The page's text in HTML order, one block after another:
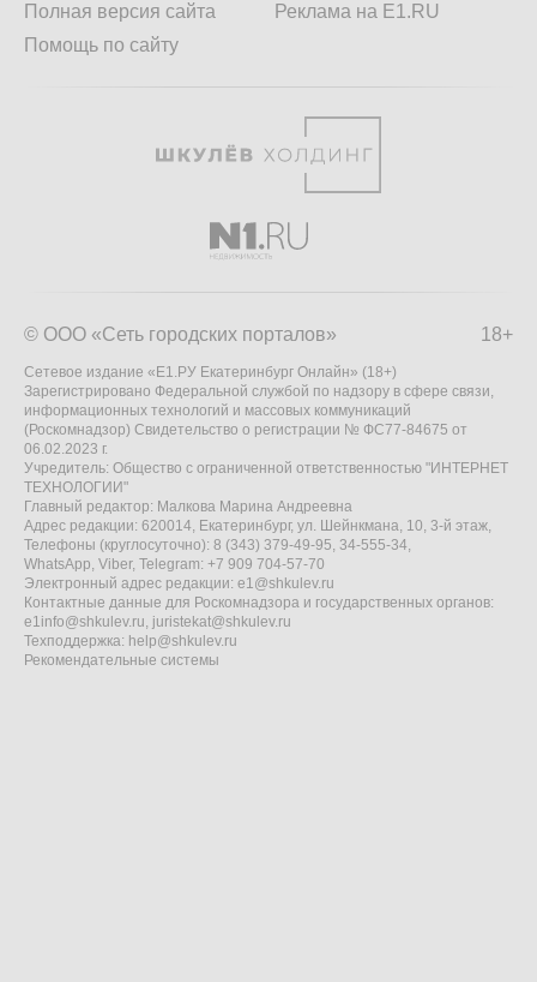
Полная версия сайта
Помощь по сайту
Реклама на E1.RU
18+
© ООО «Сеть городских порталов»
Сетевое издание «Е1.РУ Екатеринбург Онлайн» (18+)
Зарегистрировано Федеральной службой по надзору в сфере связи,
информационных технологий и массовых коммуникаций
(Роскомнадзор) Свидетельство о регистрации № ФС77-84675 от
06.02.2023 г.
Учредитель: Общество с ограниченной ответственностью "ИНТЕРНЕТ
ТЕХНОЛОГИИ"
Главный редактор: Малкова Марина Андреевна
Адрес редакции: 620014, Екатеринбург, ул. Шейнкмана, 10, 3-й этаж,
Телефоны (круглосуточно): 8 (343) 379-49-95, 34-555-34,
WhatsApp, Viber, Telegram: +7 909 704-57-70
Электронный адрес редакции: e1@shkulev.ru
Контактные данные для Роскомнадзора и государственных органов:
e1info@shkulev.ru, juristekat@shkulev.ru
Техподдержка: help@shkulev.ru
Рекомендательные системы